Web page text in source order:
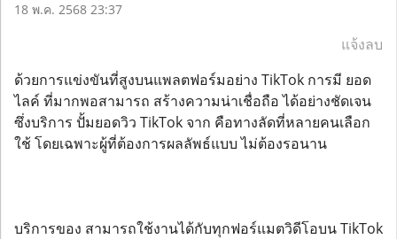
18 พ.ค. 2568 23:37
แจ้งลบ
ด้วยการแข่งขันที่สูงบนแพลตฟอร์มอย่าง TikTok การมี ยอด
ไลค์ ที่มากพอสามารถ สร้างความน่าเชื่อถือ ได้อย่างชัดเจน
ซึ่งบริการ ปั้มยอดวิว TikTok จาก คือทางลัดที่หลายคนเลือก
ใช้ โดยเฉพาะผู้ที่ต้องการผลลัพธ์แบบ ไม่ต้องรอนาน
บริการของ สามารถใช้งานได้กับทุกฟอร์แมตวิดีโอบน TikTok